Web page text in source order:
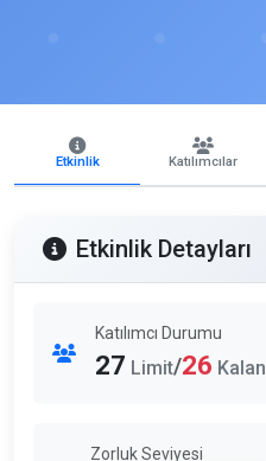
Etkinlik Katılımcılar
Etkinlik Detayları
Katılımcı Durumu
27 Limit/26 Kalan
Zorluk Seviyesi